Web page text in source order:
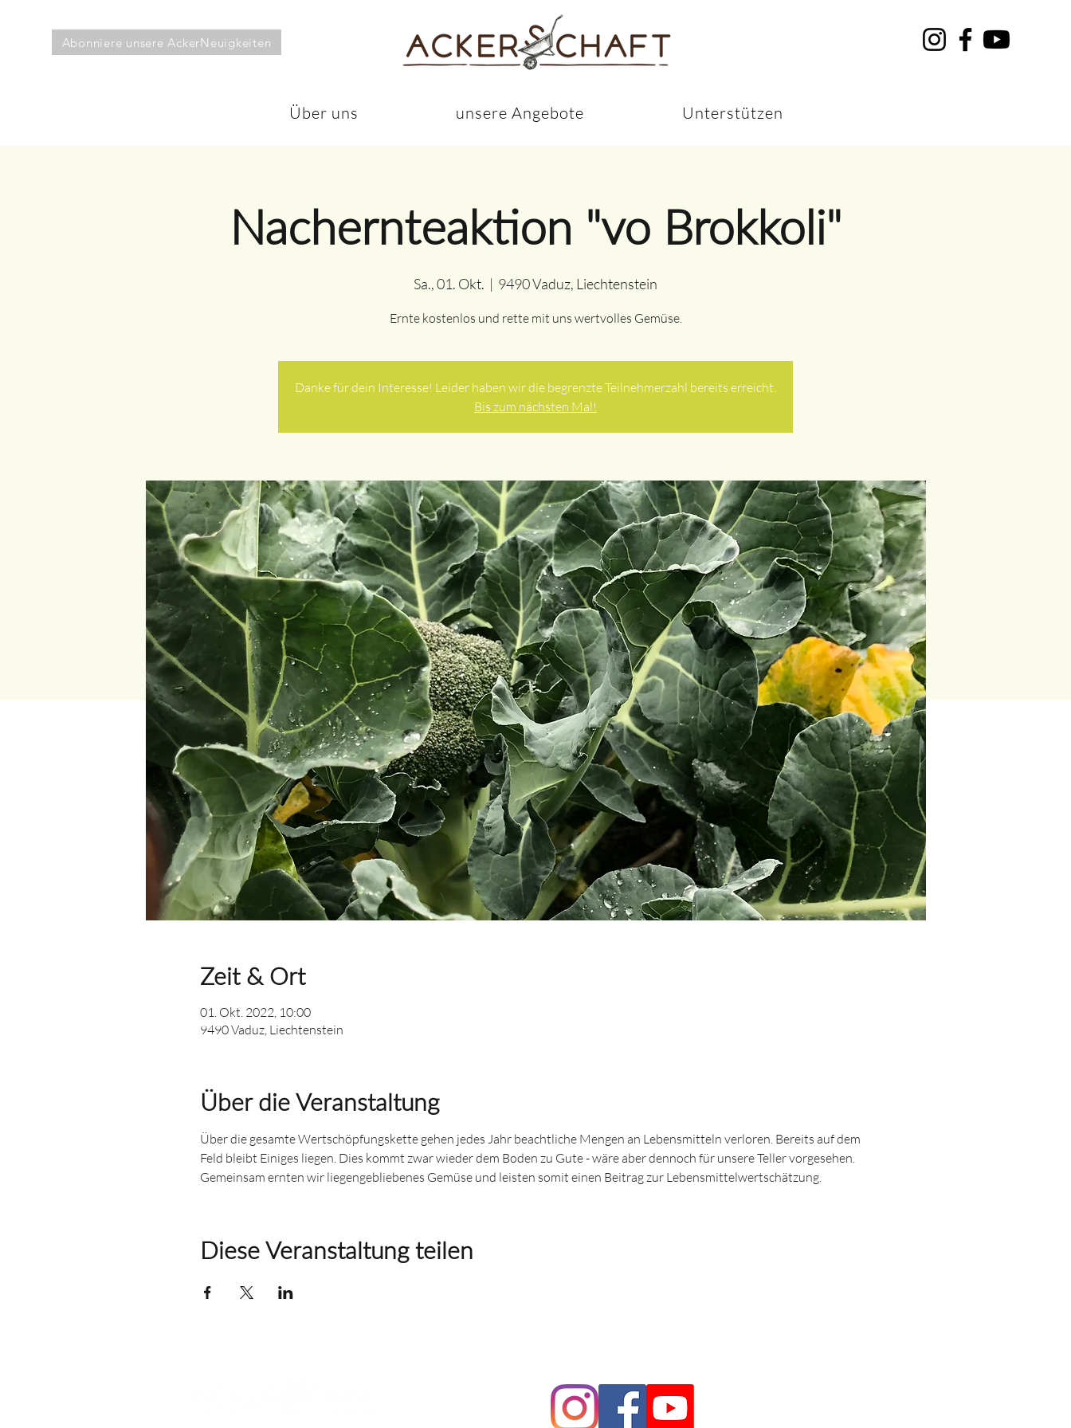
Abonniere unsere AckerNeuigkeiten
Über uns unsere Angebote Unterstützen
Nachernteaktion "vo Brokkoli"
Sa., 01. Okt.
  |
9490 Vaduz, Liechtenstein
Ernte kostenlos und rette mit uns wertvolles Gemüse.
Danke für dein Interesse! Leider haben wir die begrenzte Teilnehmerzahl bereits erreicht.
Bis zum nächsten Mal!
Zeit & Ort
01. Okt. 2022, 10:00
9490 Vaduz, Liechtenstein
Über die Veranstaltung
Über die gesamte Wertschöpfungskette gehen jedes Jahr beachtliche Mengen an Lebensmitteln verloren. Bereits auf dem
Feld bleibt Einiges liegen. Dies kommt zwar wieder dem Boden zu Gute - wäre aber dennoch für unsere Teller vorgesehen.
Gemeinsam ernten wir liegengebliebenes Gemüse und leisten somit einen Beitrag zur Lebensmittelwertschätzung.
Diese Veranstaltung teilen